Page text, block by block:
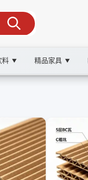
料 ▼ 精品家具 ▼